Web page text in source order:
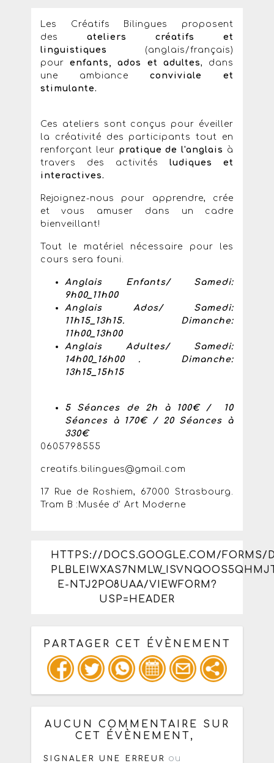
Les Créatifs Bilingues proposent
des ateliers créatifs et
linguistiques (anglais/français)
pourenfants, ados et adultes, dans
une ambianceconviviale et
stimulante.
Ces ateliers sont conçus pour éveiller
la créativité des participants tout en
renforçant leur pratique de l'anglais à
travers des activitésludiques et
interactives.
Rejoignez-nous pour apprendre, crée
et vous amuser dans un cadre
bienveillant!
Tout le matériel nécessaire pour les
cours sera founi.
Anglais Enfants/ Samedi:
9h00_11h00
Anglais Ados/ Samedi:
11h15_13h15. Dimanche:
11h00_13h00
Anglais Adultes/ Samedi:
14h00_16h00 . Dimanche:
13h15_15h15
5 Séances de 2h à 100€ / 10
Séances à 170€ / 20 Séances à
330€
0605798555
creatifs.bilingues@gmail.com
17 Rue de Roshiem, 67000 Strasbourg.
Tram B :Musée d' Art Moderne
HTTPS://DOCS.GOOGLE.COM/FORMS/
E-NTJ2PO8UAA/VIEWFORM?
USP=HEADER
PARTAGER CET ÉVÈNEMENT
Copiez les infos ci-dessous pour un
: mail / forum / réseau social
AUCUN COMMENTAIRE SUR
CET ÉVÈNEMENT,
SIGNALER UNE ERREUR
ou